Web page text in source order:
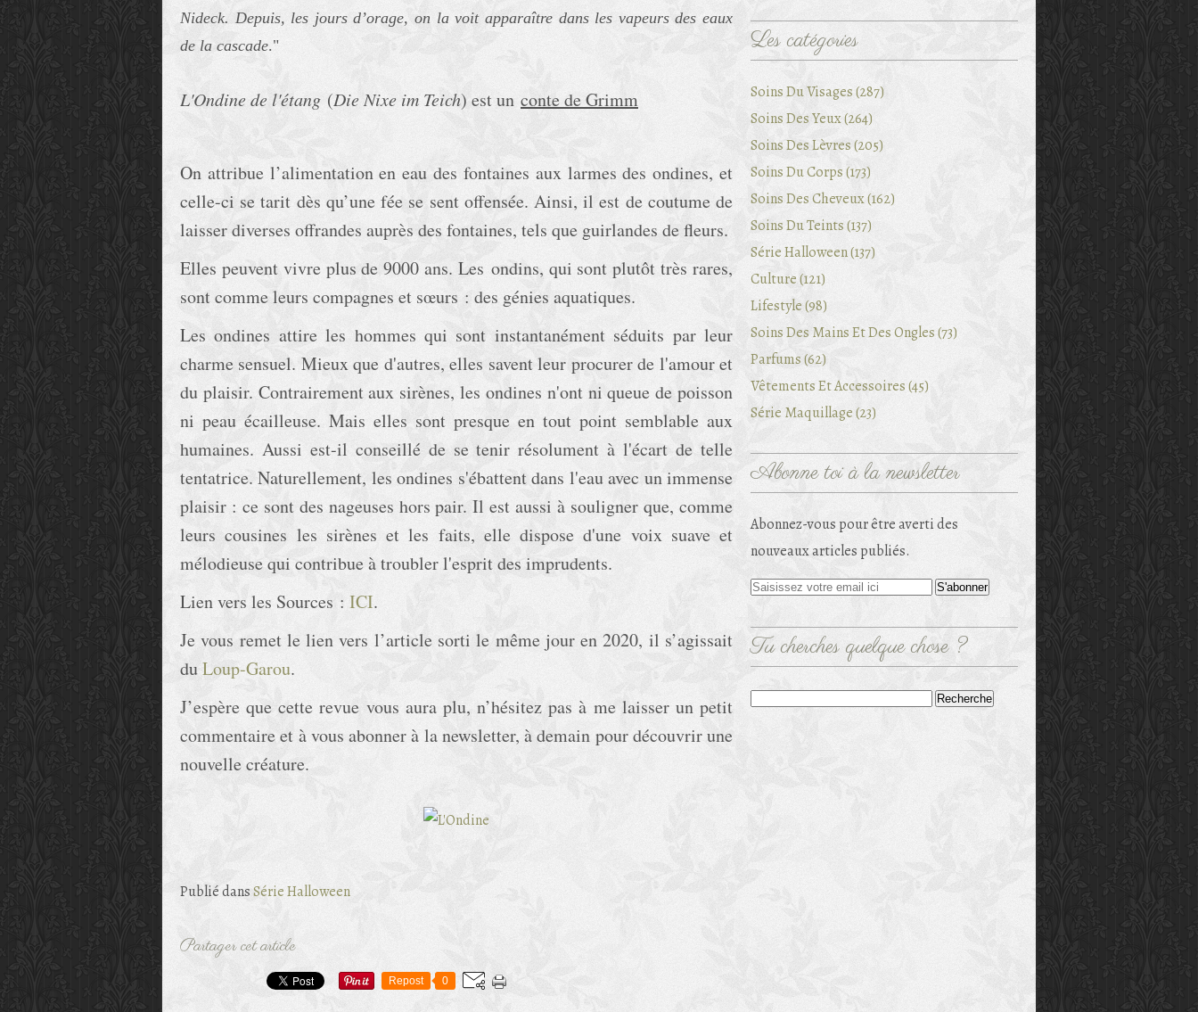
Nideck. Depuis, les jours d’orage, on la voit apparaître dans les vapeurs des eaux
de la cascade."
L'Ondine de l'étang (Die Nixe im Teich) est un conte de Grimm
On attribue l’alimentation en eau des fontaines aux larmes des ondines, et
celle-ci se tarit dès qu’une fée se sent offensée. Ainsi, il est de coutume de
laisser diverses offrandes auprès des fontaines, tels que guirlandes de fleurs.
Elles peuvent vivre plus de 9000 ans. Les ondins, qui sont plutôt très rares,
sont comme leurs compagnes et sœurs : des génies aquatiques.
Les ondines attire les hommes qui sont instantanément séduits par leur
charme sensuel. Mieux que d'autres, elles savent leur procurer de l'amour et
du plaisir. Contrairement aux sirènes, les ondines n'ont ni queue de poisson
ni peau écailleuse. Mais elles sont presque en tout point semblable aux
humaines. Aussi est-il conseillé de se tenir résolument à l'écart de telle
tentatrice. Naturellement, les ondines s'ébattent dans l'eau avec un immense
plaisir : ce sont des nageuses hors pair. Il est aussi à souligner que, comme
leurs cousines les sirènes et les faits, elle dispose d'une voix suave et
mélodieuse qui contribue à troubler l'esprit des imprudents.
Lien vers les Sources : ICI.
Je vous remet le lien vers l’article sorti le même jour en 2020, il s’agissait
duLoup-Garou.
J’espère que cette revue vous aura plu, n’hésitez pas à me laisser un petit
commentaire et à vous abonner à la newsletter, à demain pour découvrir une
nouvelle créature.
Publié dansSérie Halloween
Partager cet article
Repost 0
Les catégories
Soins Du Visages (287)
Soins Des Yeux (264)
Soins Des Lèvres (205)
Soins Du Corps (173)
Soins Des Cheveux (162)
Soins Du Teints (137)
Série Halloween (137)
Culture (121)
Lifestyle (98)
Soins Des Mains Et Des Ongles (73)
Parfums (62)
Vêtements Et Accessoires (45)
Série Maquillage (23)
Abonne toi à la newsletter
Abonnez-vous pour être averti des
nouveaux articles publiés.
Tu cherches quelque chose ?